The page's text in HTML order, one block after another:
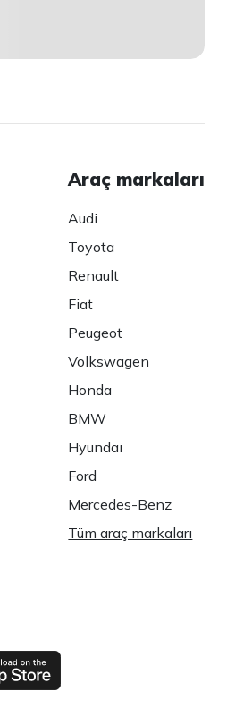
Araç markaları
Audi
Toyota
Renault
Fiat
Peugeot
Volkswagen
Honda
BMW
Hyundai
Ford
Mercedes-Benz
Tüm araç markaları